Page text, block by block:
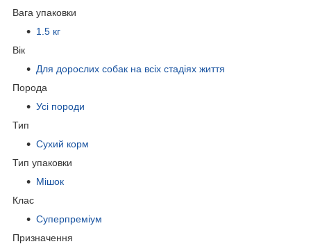
Вага упаковки
1.5 кг
Вік
Для дорослих собак на всіх стадіях життя
Порода
Усі породи
Тип
Сухий корм
Тип упаковки
Мішок
Клас
Суперпреміум
Призначення